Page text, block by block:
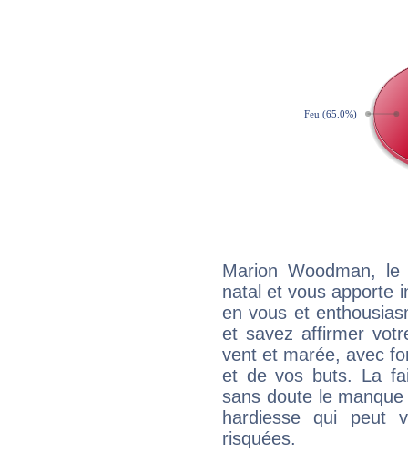
Marion Woodman,
natal et vous apporte
en vous et
et savez affirmer
vent et marée, avec
et de vos buts. La
sans doute le
hardiesse qui peut
risquées.